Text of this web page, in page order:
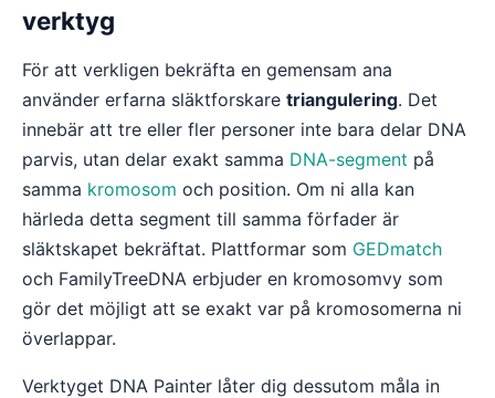
verktyg
För att verkligen bekräfta en gemensam ana
använder erfarna släktforskare triangulering. Det
innebär att tre eller fler personer inte bara delar DNA
parvis, utan delar exakt samma DNA-segment på
samma kromosom och position. Om ni alla kan
härleda detta segment till samma förfader är
släktskapet bekräftat. Plattformar som GEDmatch
och FamilyTreeDNA erbjuder en kromosomvy som
gör det möjligt att se exakt var på kromosomerna ni
överlappar.
Verktyget DNA Painter låter dig dessutom måla in